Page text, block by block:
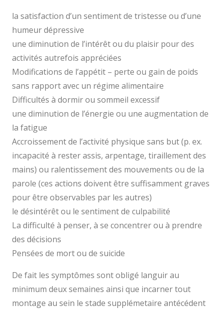
la satisfaction d’un sentiment de tristesse ou d’une
humeur dépressive
une diminution de l’intérêt ou du plaisir pour des
activités autrefois appréciées
Modifications de l’appétit – perte ou gain de poids
sans rapport avec un régime alimentaire
Difficultés à dormir ou sommeil excessif
une diminution de l’énergie ou une augmentation de
la fatigue
Accroissement de l’activité physique sans but (p. ex.
incapacité à rester assis, arpentage, tiraillement des
mains) ou ralentissement des mouvements ou de la
parole (ces actions doivent être suffisamment graves
pour être observables par les autres)
le désintérêt ou le sentiment de culpabilité
La difficulté à penser, à se concentrer ou à prendre
des décisions
Pensées de mort ou de suicide
De fait les symptômes sont obligé languir au
minimum deux semaines ainsi que incarner tout
montage au sein le stade supplémetaire antécédent